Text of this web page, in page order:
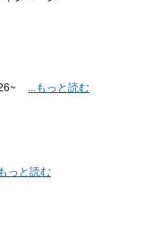
...もっと読む
っと読む